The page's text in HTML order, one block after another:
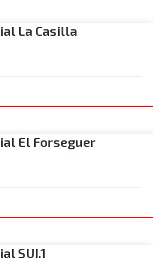
La Casilla
El Forseguer
SUI.1